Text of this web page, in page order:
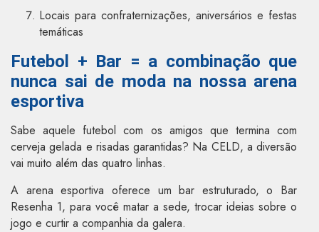
Locais para confraternizações, aniversários e festas
temáticas
Futebol + Bar = a combinação que
nunca sai de moda na nossa arena
esportiva
Sabe aquele futebol com os amigos que termina com
cerveja gelada e risadas garantidas? Na CELD, a diversão
vai muito além das quatro linhas.
A arena esportiva oferece um bar estruturado, o Bar
Resenha 1, para você matar a sede, trocar ideias sobre o
jogo e curtir a companhia da galera.